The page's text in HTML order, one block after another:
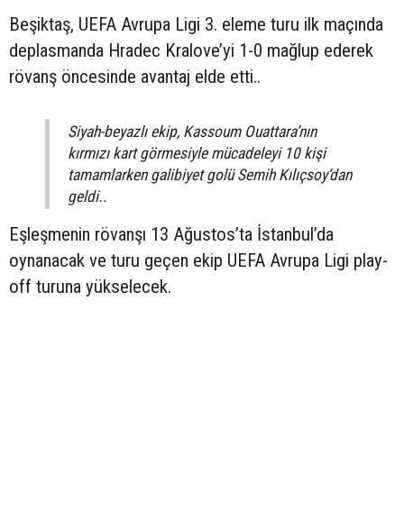
Beşiktaş, UEFA Avrupa Ligi 3. eleme turu ilk maçında
deplasmanda Hradec Kralove’yi 1-0 mağlup ederek
rövanş öncesinde avantaj elde etti..
Siyah-beyazlı ekip, Kassoum Ouattara’nın
kırmızı kart görmesiyle mücadeleyi 10 kişi
tamamlarken galibiyet golü Semih Kılıçsoy’dan
geldi..
Eşleşmenin rövanşı 13 Ağustos’ta İstanbul’da
oynanacak ve turu geçen ekip UEFA Avrupa Ligi play-
off turuna yükselecek.